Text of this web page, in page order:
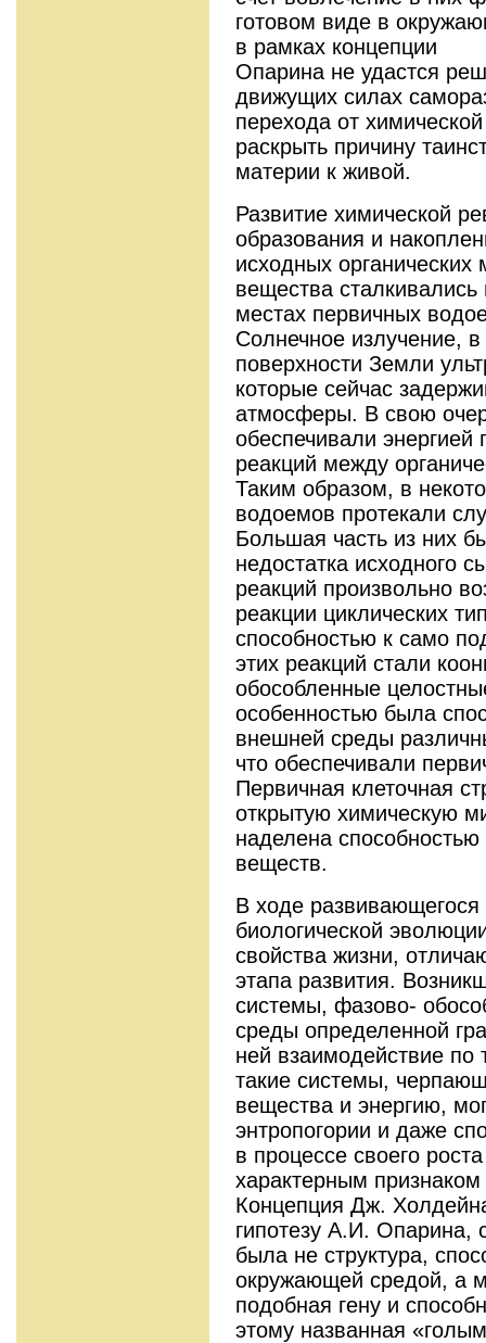
готовом виде в
в рамках концепции
Опарина не удастся
движущих силах
перехода от
раскрыть причину
материи к живой.
Развитие химической
образования и
исходных
вещества сталкивались
местах первичных
Солнечное излучение,
поверхности Земли
которые сейчас
атмосферы. В свою
обеспечивали энергией
реакций между
Таким образом, в
водоемов протекали
Большая часть из них
недостатка исходного
реакций произвольно
реакции циклических
способностью к само
этих реакций стали
обособленные
особенностью была
внешней среды
что обеспечивали
Первичная клеточная
открытую химическую
наделена
веществ.
В ходе развивающегося
биологической
свойства жизни,
этапа развития.
системы, фазово-
среды определенной
ней взаимодействие по
такие системы,
вещества и энергию,
энтропогории и даже
в процессе своего
характерным
Концепция Дж.
гипотезу А.И. Опарина,
была не структура,
окружающей средой, а
подобная гену и
этому названная